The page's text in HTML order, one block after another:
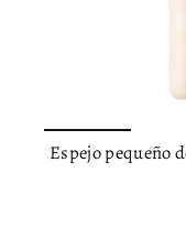
Espejo pequeño